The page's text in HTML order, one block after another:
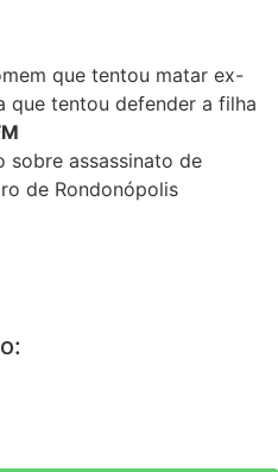
sobre assassinato de
de Rondonópolis